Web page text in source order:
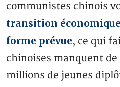
communistes chinois
transition économique
forme prévue, ce qui
chinoises manquent de
millions de jeunes